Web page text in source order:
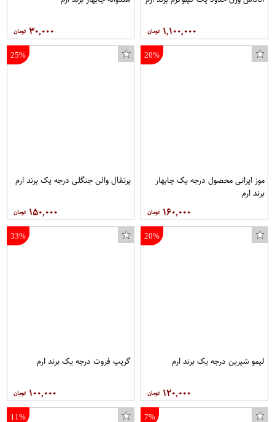
۱,۱۰۰,۰۰۰ ۳۰,۰۰۰
20%
موز ایرانی محصول درجه یک چابهار
برند ارم
۱۶۰,۰۰۰
25%
پرتقال والن جنگلی درجه یک برند ارم
۱۵۰,۰۰۰
20%
لیمو شیرین درجه یک برند ارم
۱۲۰,۰۰۰
33%
گریپ فروت درجه یک برند ارم
۱۰۰,۰۰۰
7%
11%